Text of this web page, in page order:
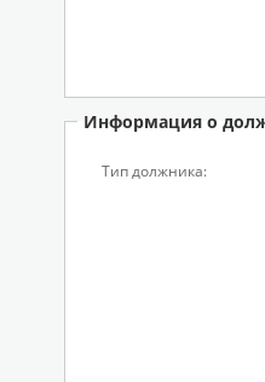
Информация о
Тип должника: